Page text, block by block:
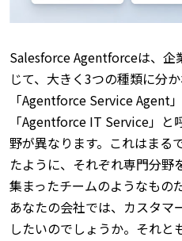
Salesforce Agentforceは、企
じて、大きく3つの種類に分か
「Agentforce Service Agent
「Agentforce IT Service」
野が異なります。 これはまる
たように、それぞれ専門分野
集まったチームのようなもの
あなたの会社では、カスタマ
したいのでしょうか。 それと